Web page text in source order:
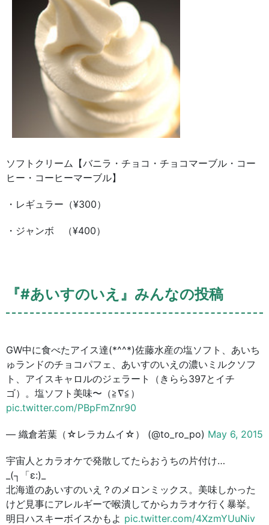
ソフトクリーム【バニラ・チョコ・チョコマーブル・コー
ヒー・コーヒーマーブル】
・レギュラー（¥300）
・ジャンボ （¥400）
『#あいすのいえ』みんなの投稿
GW中に食べたアイス達(*^^*)佐藤水産の塩ソフト、あいち
ゅランドのチョコパフェ、あいすのいえの濃いミルクソフ
ト、アイスキャロルのジェラート（きらら397とイチ
ゴ）。塩ソフト美味〜（≧∇≦）
pic.twitter.com/PBpFmZnr90
— 織倉若葉（☆レラカムイ☆） (@to_ro_po) May 6, 2015
宇宙人とカラオケで発散してたらおうちの片付け…
_(┐「ε:)_
北海道のあいすのいえ？のメロンミックス。美味しかった
けど見事にアレルギーで喉潰してからカラオケ行く暴挙。
明日ハスキーボイスかもよ pic.twitter.com/4XzmYUuNiv